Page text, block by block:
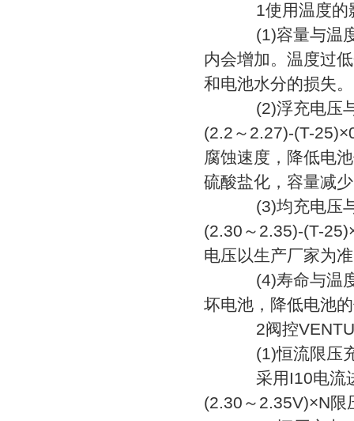
1使用温度的
(1)容量与温度
内会增加。温度过
和电池水分的损失。
(2)浮充电压与
(2.2～2.27)-(T-
腐蚀速度，降低电
硫酸盐化，容量减
(3)均充电压与
(2.30～2.35)-(T-
电压以生产厂家为
(4)寿命与温度
坏电池，降低电池
2阀控
(1)恒流限压
采用I10电流进
(2.30～2.35V)×N限